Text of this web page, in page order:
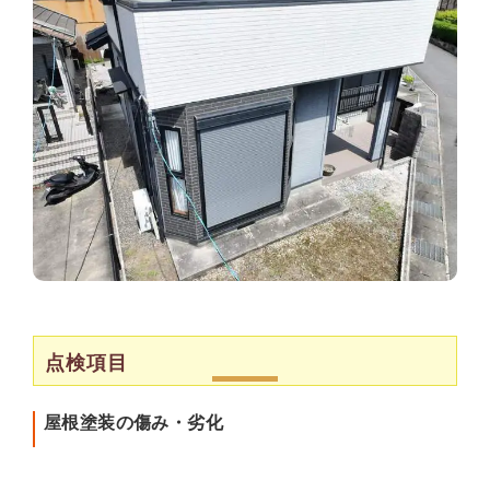
点検項目
屋根塗装の傷み・劣化